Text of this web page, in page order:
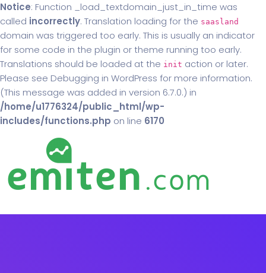
Notice: Function _load_textdomain_just_in_time was
called incorrectly. Translation loading for the saasland
domain was triggered too early. This is usually an indicator
for some code in the plugin or theme running too early.
Translations should be loaded at the init action or later.
Please see Debugging in WordPress for more information.
(This message was added in version 6.7.0.) in
/home/u1776324/public_html/wp-
includes/functions.php on line 6170